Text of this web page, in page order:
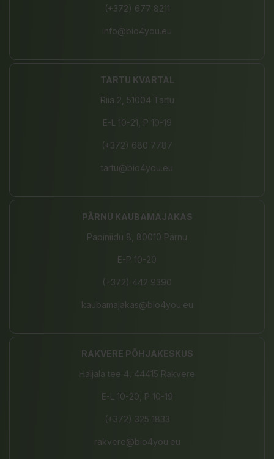
(+372) 677 8211
info@bio4you.eu
TARTU KVARTAL
Riia 2, 51004 Tartu
E-L 10-21, P 10-19
(+372) 680 7787
tartu@bio4you.eu
PÄRNU KAUBAMAJAKAS
Papiniidu 8, 80010 Pärnu
E-P 10-20
(+372) 442 9390
kaubamajakas@bio4you.eu
RAKVERE PÕHJAKESKUS
Haljala tee 4, 44415 Rakvere
E-L 10-20, P 10-19
(+372) 325 1833
rakvere@bio4you.eu